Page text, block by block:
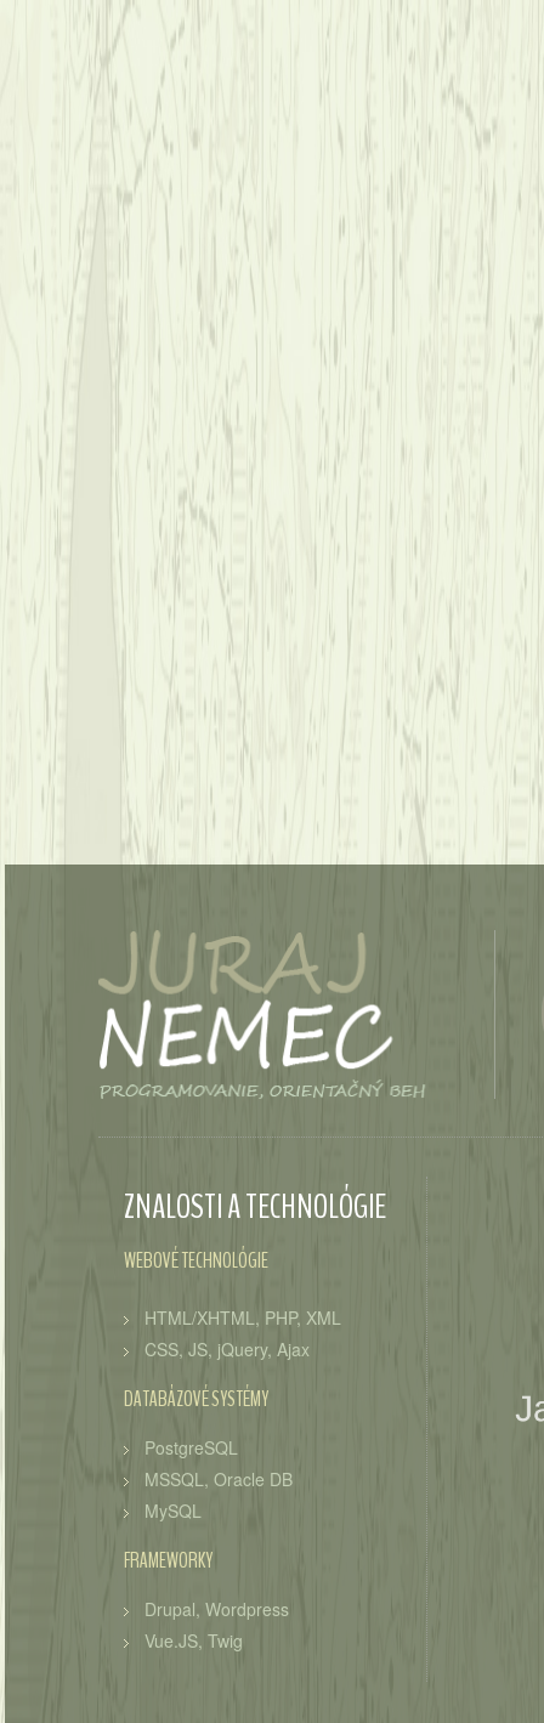
ZNALOSTI A TECHNOLÓGIE
WEBOVÉ TECHNOLÓGIE
HTML/XHTML, PHP, XML
CSS, JS, jQuery, Ajax
DATABÁZOVÉ SYSTÉMY
PostgreSQL
MSSQL, Oracle DB
MySQL
FRAMEWORKY
Drupal, Wordpress
Vue.JS, Twig